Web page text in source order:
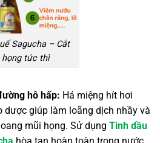
Sagucha – Cắt
họng tức thì
hô hấp: Há miệng hít hơi
dược giúp làm loãng dịch nhầy và
mũi họng. Sử dụng Tinh dầu